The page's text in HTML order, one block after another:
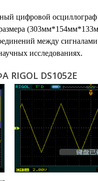
цифровой
между
исследованиях.
DS1052E